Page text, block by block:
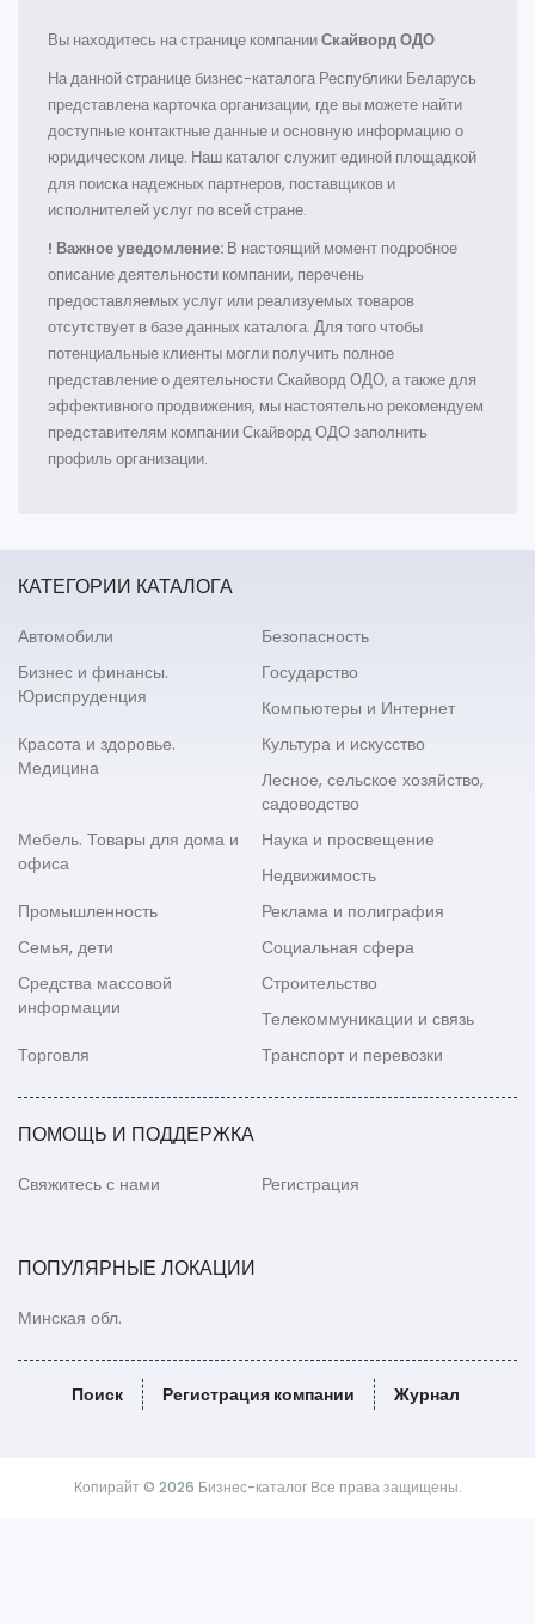
Вы находитесь на странице компанииСкайворд ОДО
На данной странице бизнес-каталога Республики Беларусь
представлена карточка организации, где вы можете найти
доступные контактные данные и основную информацию о
юридическом лице. Наш каталог служит единой площадкой
для поиска надежных партнеров, поставщиков и
исполнителей услуг по всей стране.
! Важное уведомление: В настоящий момент подробное
описание деятельности компании, перечень
предоставляемых услуг или реализуемых товаров
отсутствует в базе данных каталога. Для того чтобы
потенциальные клиенты могли получить полное
представление о деятельности Скайворд ОДО, а также для
эффективного продвижения, мы настоятельно рекомендуем
представителям компании Скайворд ОДО заполнить
профиль организации.
КАТЕГОРИИ КАТАЛОГА
Автомобили
Безопасность
Бизнес и финансы.
Юриспруденция
Государство
Компьютеры и Интернет
Красота и здоровье.
Медицина
Культура и искусство
Лесное, сельское хозяйство,
садоводство
Мебель. Товары для дома и
офиса
Наука и просвещение
Недвижимость
Промышленность
Реклама и полиграфия
Семья, дети
Социальная сфера
Средства массовой
информации
Строительство
Телекоммуникации и связь
Торговля
Транспорт и перевозки
ПОМОЩЬ И ПОДДЕРЖКА
Свяжитесь с нами Регистрация
ПОПУЛЯРНЫЕ ЛОКАЦИИ
Минская обл.
Поиск Регистрация компании Журнал
Копирайт © 2026 Бизнес-каталог Все права защищены.